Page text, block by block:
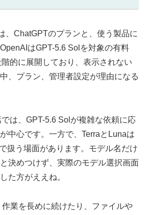
、ChatGPTのプランと、使う製品に
はGPT-5.6 Solを対象の有料
的に展開しており、表示されない
、プラン、管理者設定が理由になる
は、GPT-5.6 Solが複雑な依頼に応
中心です。一方で、TerraとLunaは
扱う場面があります。モデル名だけ
決めつけず、実際のモデル選択画面
た方がええね。
業を長めに続けたり、ファイルや